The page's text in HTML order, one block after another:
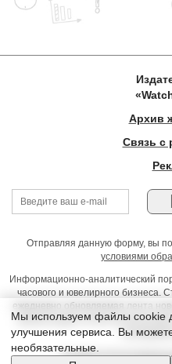
Архив
Связь с
Отправляя данную форму, вы
условиями
Информационно-аналитический
часового и ювелирного бизнеса.
ежедневно обновляемая лента
презентаций, on-line
Условия
Мы используем файлы cookie
улучшения сервиса. Вы
необязательные.